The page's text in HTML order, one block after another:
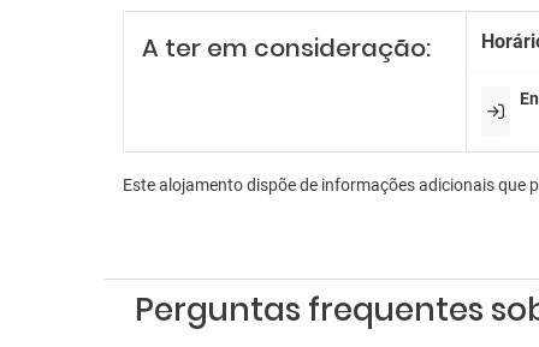
Sala
Sala
A ter em consideração:
Este alojamento dispõe de informações adicionais que
Perguntas frequentes